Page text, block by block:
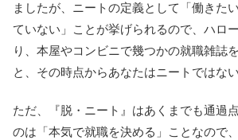
ましたが、ニートの定義として「働きた
ていない」ことが挙げられるので、ハロ
り、本屋やコンビニで幾つかの就職雑誌
と、その時点からあなたはニートではない
ただ、『脱・ニート』はあくまでも通過
のは「本気で就職を決める」ことなので